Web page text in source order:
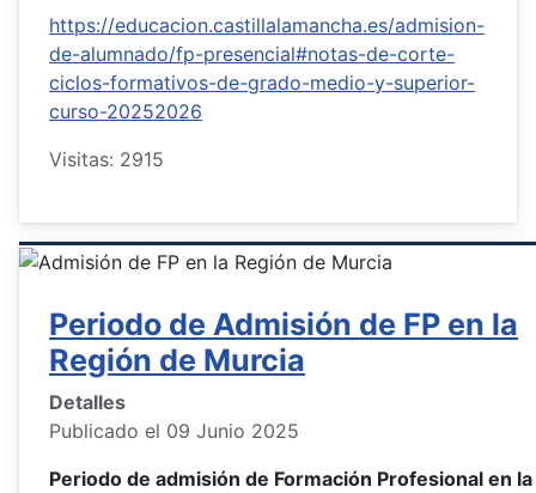
https://educacion.castillalamancha.es/admision-
de-alumnado/fp-presencial#notas-de-corte-
ciclos-formativos-de-grado-medio-y-superior-
curso-20252026
Visitas: 2915
Periodo de Admisión de FP en la
Región de Murcia
Detalles
Publicado el 09 Junio 2025
Periodo de admisión de Formación Profesional en la